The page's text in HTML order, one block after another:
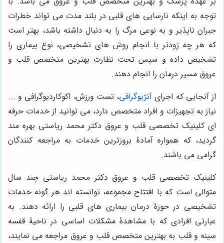
توجه به اینکه نارسایی های قلبی در بلند مدت می تواند خطرات
جبران ناپذیر و به نوعی مرگ را به دنبال داشته باشد، بهتر است
که هر چه زودتر با انجام روش های تشخیصی، نوع بیماری را
تشخیص داده و سپس تحت نظارت بهترین متخصص قلب و
عروق مسیر درمان را انجام دهند.
از آنجایی که اجرای آنژیوگرافی، تست ورزش، اکوکاردیوگرافی و ...
نیاز به تجهیزات و افراد متخصص دارد، می توانید از خدمات حرفه
ای کلینیک تخصصی قلب و عروق دکتر محمد ریاستی بهره مند
گردید، که همواره آمادۀ بروزترین خدمات به مراجعه کنندگان
گرامی می باشند.
کلینیک تخصصی قلب و عروق دکتر محمد ریاستی چند سال
متوالی است که با افتتاح مجموعه، توانسته اند هر گونه خدمات
تشخیصی در حوزۀ درمان بیماری های قلبی را ارائه دهند. به
عبارتی افرادی که با مشاهدۀ مشکلات اساسی در ناحیۀ قفسه
سینه و قلب به بهترین متخصص قلب و عروق مراجعه می نمایند،